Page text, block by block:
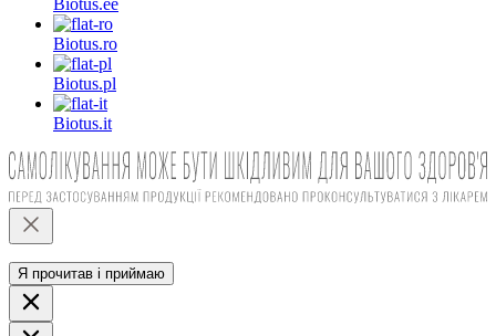
Biotus.ro
Biotus.pl
Biotus.it
Я прочитав і приймаю